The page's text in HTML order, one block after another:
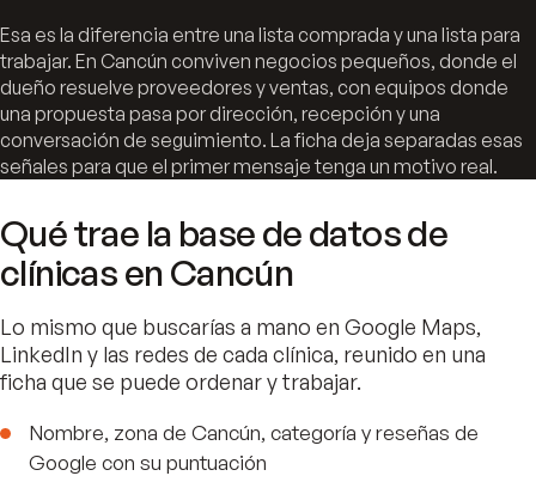
Esa es la diferencia entre una lista comprada y una lista para
trabajar. En Cancún conviven negocios pequeños, donde el
dueño resuelve proveedores y ventas, con equipos donde
una propuesta pasa por dirección, recepción y una
conversación de seguimiento. La ficha deja separadas esas
señales para que el primer mensaje tenga un motivo real.
Qué trae la base de datos de
clínicas en Cancún
Lo mismo que buscarías a mano en Google Maps,
LinkedIn y las redes de cada clínica, reunido en una
ficha que se puede ordenar y trabajar.
Nombre, zona de Cancún, categoría y reseñas de
Google con su puntuación